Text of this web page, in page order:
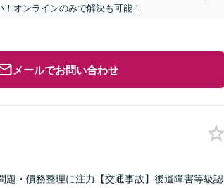
オンラインのみで解決も可能！
メールでお問い合わせ
・債務整理に注力【交通事故】後遺障害等級認